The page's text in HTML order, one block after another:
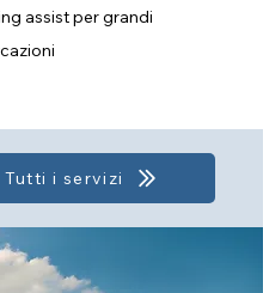
assist per grandi
Tutti i servizi